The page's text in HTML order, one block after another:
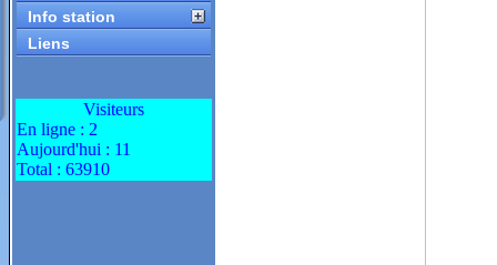
Info station
Liens
Visiteurs
En ligne : 2
Aujourd'hui : 11
Total : 63910